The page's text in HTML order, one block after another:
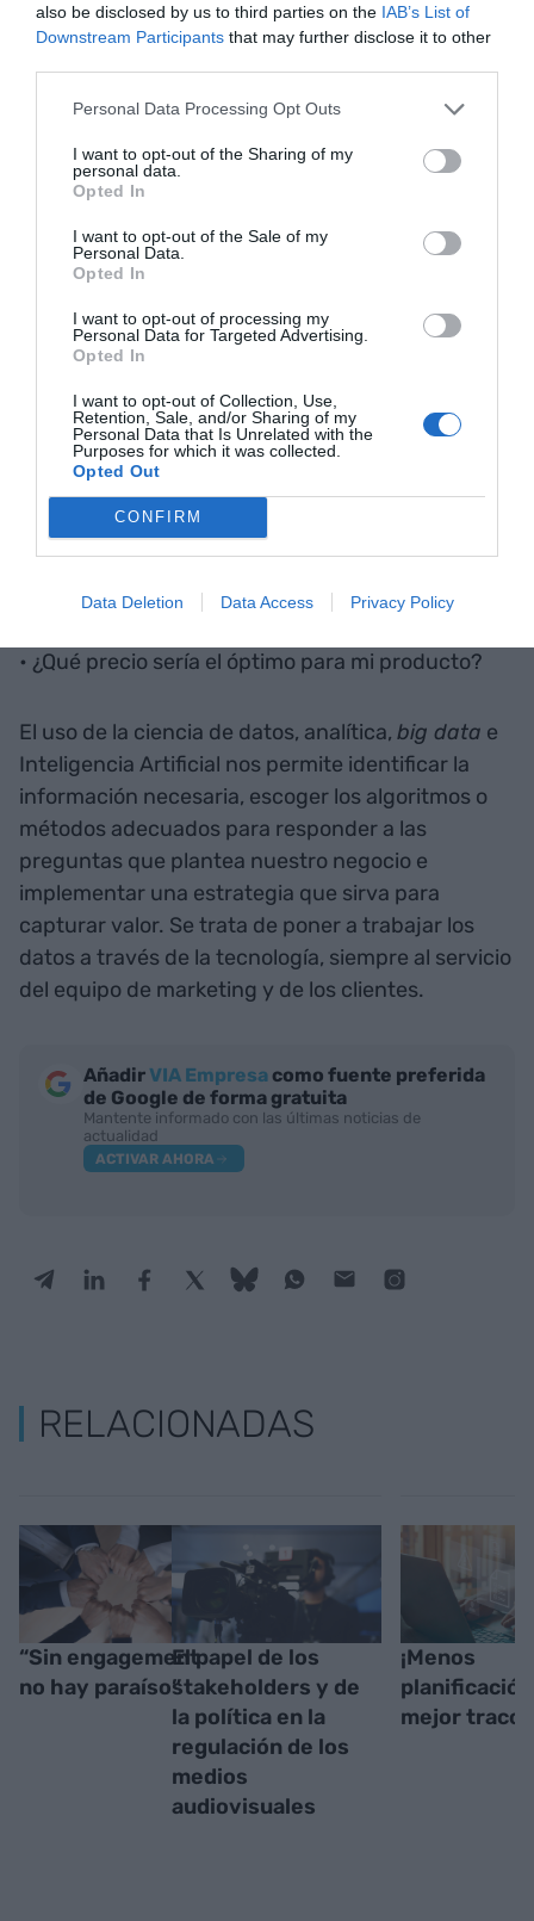
also be disclosed by us to third parties on the IAB’s List of
Downstream Participants that may further disclose it to other
Personal Data Processing Opt Outs
I want to opt-out of the Sharing of my
personal data.
Opted In
I want to opt-out of the Sale of my
Personal Data.
Opted In
I want to opt-out of processing my
Personal Data for Targeted Advertising.
Opted In
I want to opt-out of Collection, Use,
Retention, Sale, and/or Sharing of my
Personal Data that Is Unrelated with the
Purposes for which it was collected.
Opted Out
CONFIRM
Data Deletion Data Access Privacy Policy
qué segmento pertenece?
• ¿Dónde invierto mi presupuesto de marketing?
• ¿Qué atributos valora mi cliente? ¿Qué
elementos debo resaltar?
• ¿Qué le ofrezco o recomiendo a mi cliente?
• ¿Cómo envío un correo electrónico reduciendo la
posibilidad de que sea considerado
• ¿Puedo detectar qué clientes me abandonarán
churn rate)?
• ¿Puedo identificar a mis futuros mejores clientes
Lifetime valueo “valor del ciclo de vida del
cliente”)?
• ¿Qué precio sería el óptimo para mi producto?
El uso de la ciencia de datos, analítica, big data e
Inteligencia Artificial nos permite identificar la
información necesaria, escoger los algoritmos o
métodos adecuados para responder a las
preguntas que plantea nuestro negocio e
implementar una estrategia que sirva para
capturar valor. Se trata de poner a trabajar los
datos a través de la tecnología, siempre al servicio
del equipo de marketing y de los clientes.
AñadirVIA Empresa como fuente preferida
de Google de forma gratuita
Mantente informado con las últimas noticias de
actualidad
ACTIVAR AHORA
RELACIONADAS
“Sin engagement
no hay paraíso”
El papel de los
stakeholders y de
la política en la
regulación de los
medios
audiovisuales
¡Menos
mejor